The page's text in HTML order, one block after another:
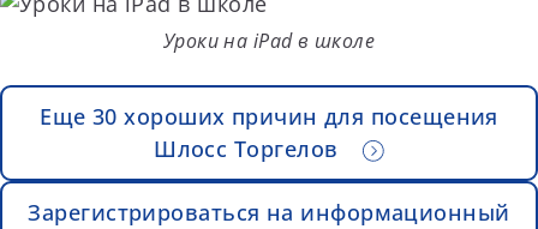
Уроки на iPad в школе
Еще 30 хороших причин для посещения
Шлосс Торгелов
Зарегистрироваться на информационный